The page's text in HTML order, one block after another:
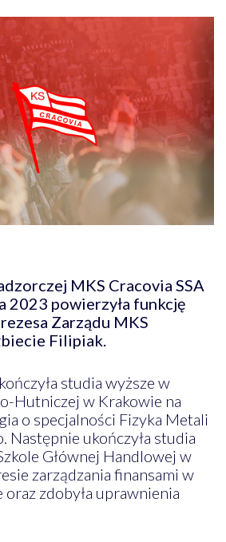
MKS Cracovia SSA
2023 powierzyła funkcję
Zarządu MKS
Filipiak.
studia wyższe w
Hutniczej w Krakowie na
o specjalności Fizyka Metali
Następnie ukończyła studia
Głównej Handlowej w
zarządzania finansami w
zdobyła uprawnienia